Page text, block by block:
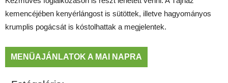
kemencéjében kenyérlángost is sütöttek, illetve hagyományos
krumplis pogácsát is kóstolhattak a megjelentek.
MENÜAJÁNLATOK A MAI NAPRA